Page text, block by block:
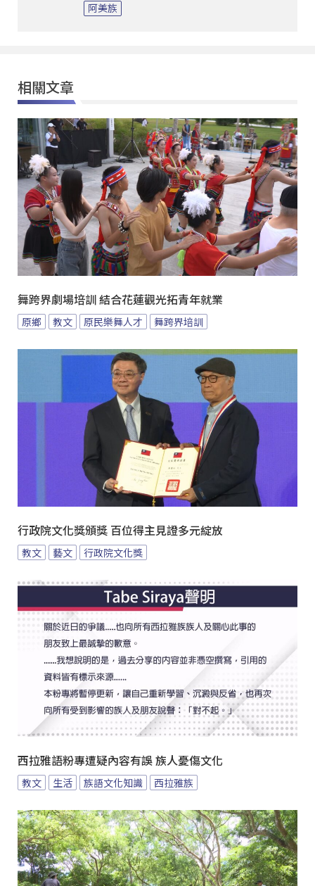
阿美族
相關文章
舞跨界劇場培訓 結合花蓮觀光拓青年就業
原鄉 教文 原民樂舞人才 舞跨界培訓
行政院文化獎頒獎 百位得主見證多元綻放
教文 藝文 行政院文化獎
西拉雅語粉專遭疑內容有誤 族人憂傷文化
教文 生活 族語文化知識 西拉雅族